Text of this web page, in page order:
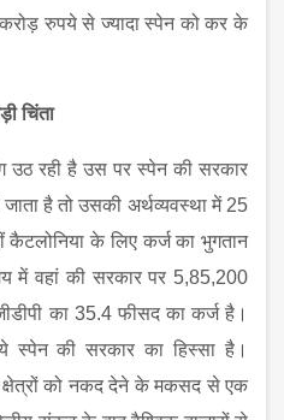
रुपये से ज्यादा स्‍पेन को कर के
चिंता
उठ रही है उस पर स्‍पेन की सरकार
है तो उसकी अर्थव्यवस्था में 25
कैटलोनिया के लिए कर्ज का भुगतान
में वहां की सरकार पर 5,85,200
का 35.4 फीसद का कर्ज है।
की सरकार का हिस्सा है।
को नकद देने के मकसद से एक